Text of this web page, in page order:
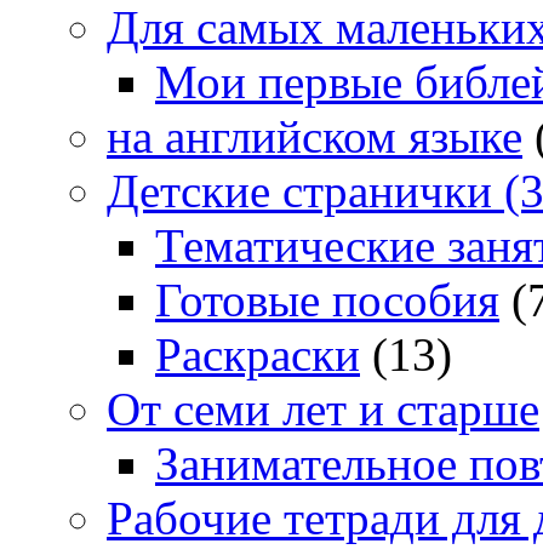
Для самых
Мои первые
на английском языке
Детские странички
Тематические
Готовые пособия
Раскраски (13)
От семи лет и старше
Занимательное
Рабочие тетради для